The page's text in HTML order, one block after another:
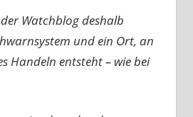
Watchblog deshalb
und ein Ort, an
Handeln entsteht – wie bei